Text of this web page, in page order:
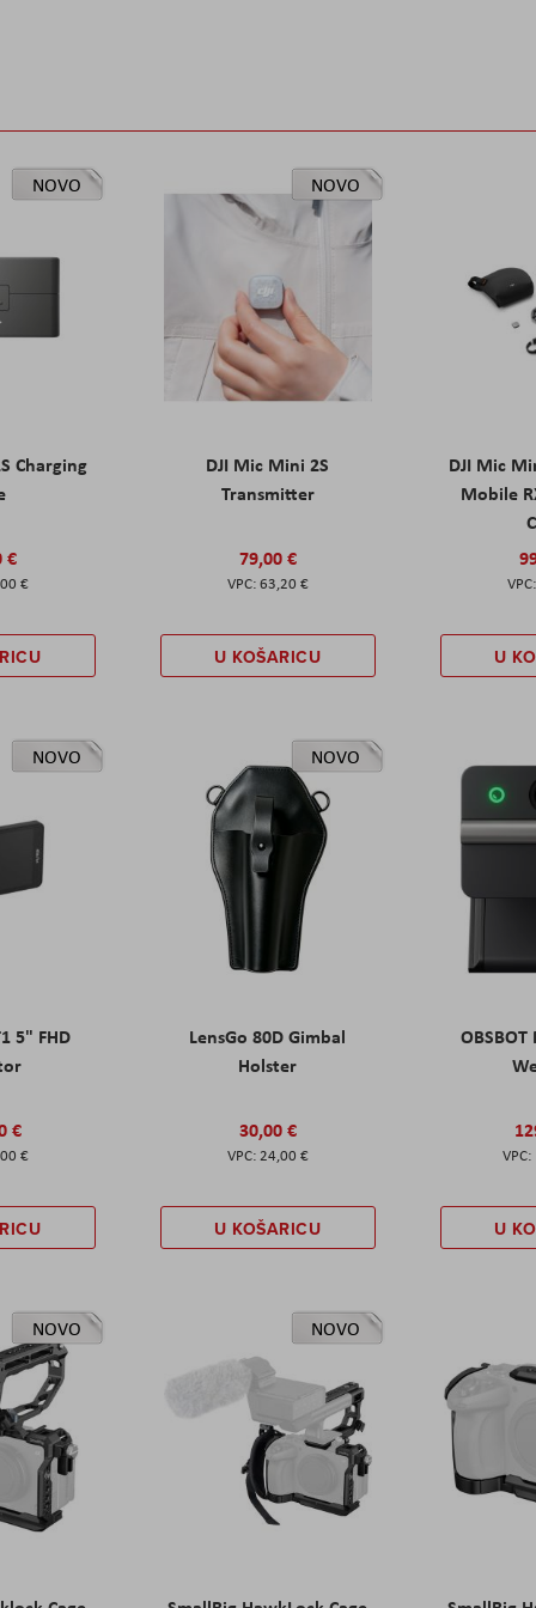
NOVO
Charging
€
€
NOVO
DJI Mic Mini 2S
Transmitter
79,00 €
63,20 €
U KOŠARICU
DJI Mic
Mobile
U
NOVO
5" FHD
€
€
NOVO
LensGo 80D Gimbal
Holster
30,00 €
24,00 €
U KOŠARICU U
NOVO NOVO